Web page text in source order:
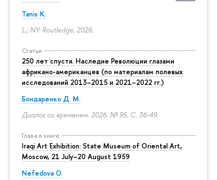
Tanis K.
L.; NY: Routledge, 2026.
Статья
250 лет спустя. Наследие Революции глазами
африкано-американцев (по материалам полевых
исследований 2013–2015 и 2021–2022 гг.)
Бондаренко Д. М.
Диалог со временем. 2026. № 95. С. 36-49.
Глава в книге
Iraqi Art Exhibition: State Museum of Oriental Art,
Moscow, 21 July–20 August 1959
Nefedova O.